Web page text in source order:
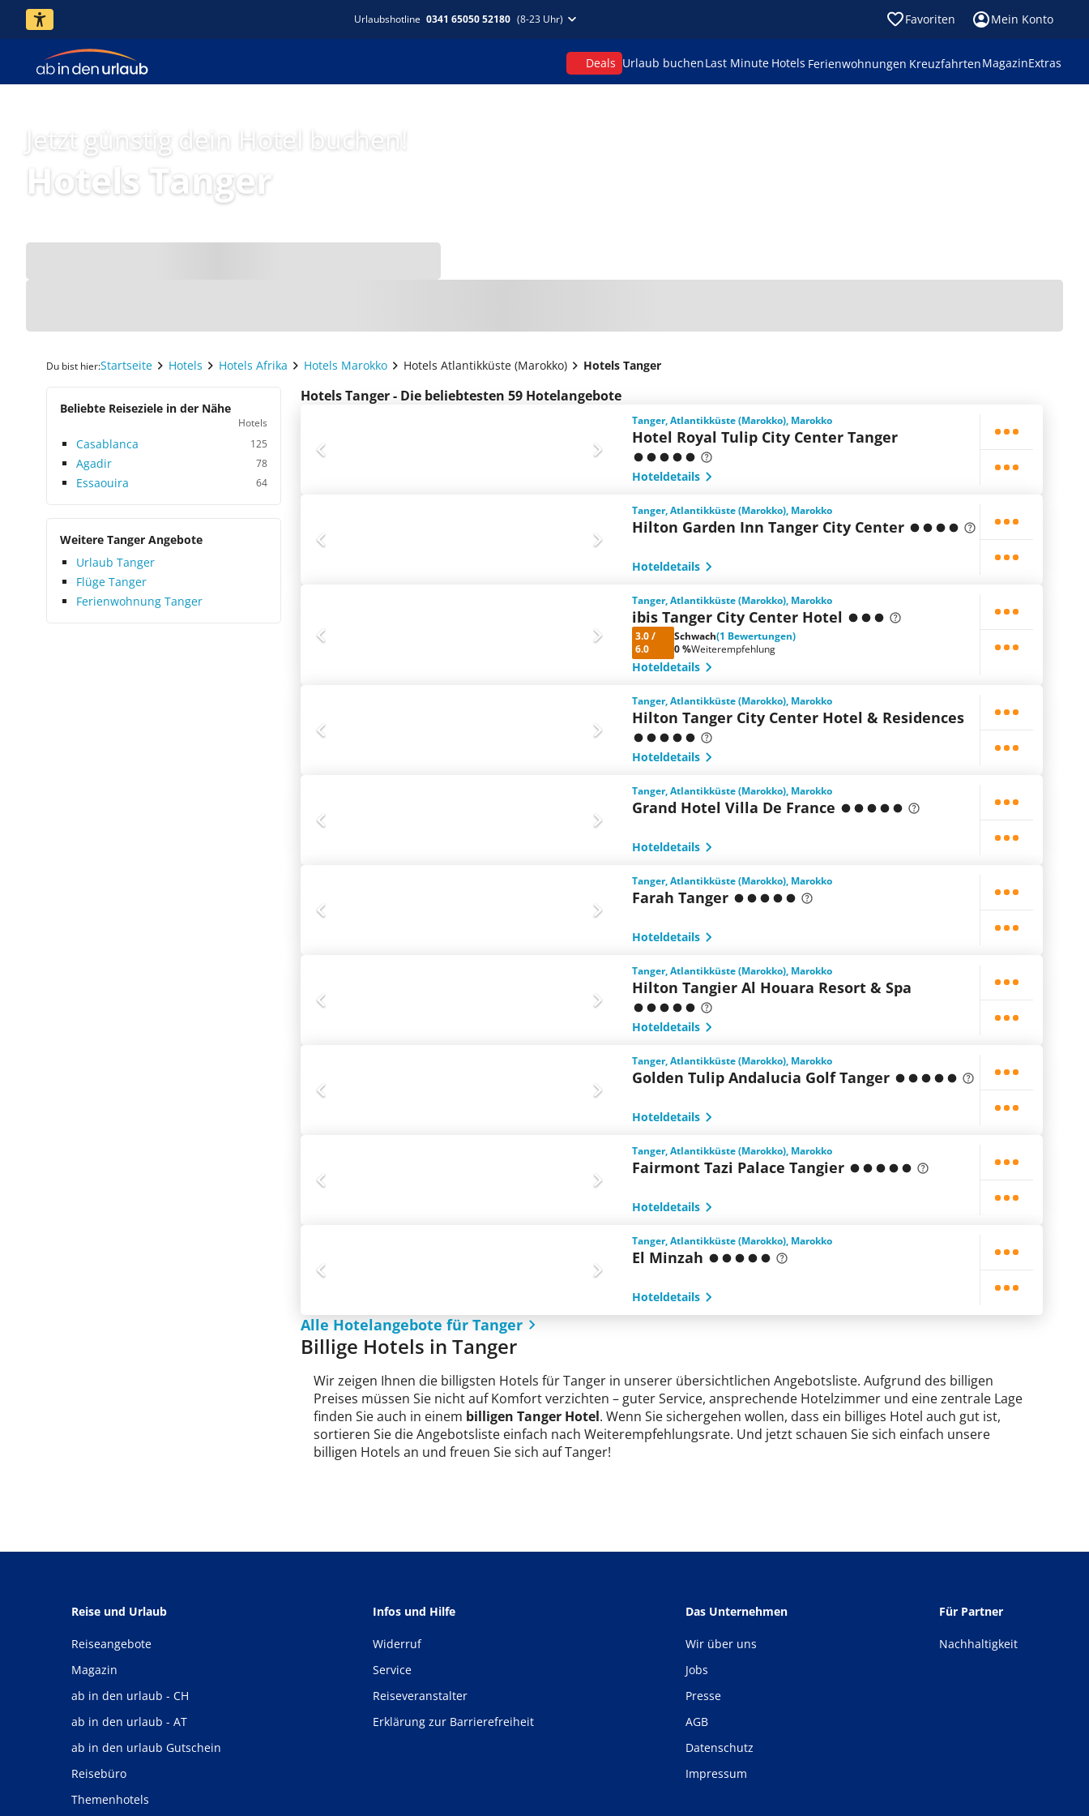
Urlaubshotline 0341 65050 52180 (8-23 Uhr) Favoriten Mein Konto
Deals Urlaub buchenLast Minute Hotels Ferienwohnungen KreuzfahrtenMagazinExtras
Jetzt günstig dein Hotel buchen!
Hotels Tanger
Du bist hier:Startseite Hotels Hotels Afrika Hotels Marokko Hotels Atlantikküste (Marokko) Hotels Tanger
Beliebte Reiseziele in der Nähe
Hotels
Casablanca 125
Agadir 78
Essaouira 64
Weitere Tanger Angebote
Urlaub Tanger
Flüge Tanger
Ferienwohnung Tanger
Hotels Tanger - Die beliebtesten 59 Hotelangebote
Tanger, Atlantikküste (Marokko), Marokko
Hotel Royal Tulip City Center Tanger
Hoteldetails
Tanger, Atlantikküste (Marokko), Marokko
Hilton Garden Inn Tanger City Center
Hoteldetails
Tanger, Atlantikküste (Marokko), Marokko
ibis Tanger City Center Hotel
3.0/
6.0
Schwach(1 Bewertungen)
0 %Weiterempfehlung
Hoteldetails
Tanger, Atlantikküste (Marokko), Marokko
Hilton Tanger City Center Hotel & Residences
Hoteldetails
Tanger, Atlantikküste (Marokko), Marokko
Grand Hotel Villa De France
Hoteldetails
Tanger, Atlantikküste (Marokko), Marokko
Farah Tanger
Hoteldetails
Tanger, Atlantikküste (Marokko), Marokko
Hilton Tangier Al Houara Resort & Spa
Hoteldetails
Tanger, Atlantikküste (Marokko), Marokko
Golden Tulip Andalucia Golf Tanger
Hoteldetails
Tanger, Atlantikküste (Marokko), Marokko
Fairmont Tazi Palace Tangier
Hoteldetails
Tanger, Atlantikküste (Marokko), Marokko
El Minzah
Hoteldetails
Alle Hotelangebote für Tanger
Billige Hotels in Tanger
Wir zeigen Ihnen die billigsten Hotels für Tanger in unserer übersichtlichen Angebotsliste. Aufgrund des billigen
Preises müssen Sie nicht auf Komfort verzichten – guter Service, ansprechende Hotelzimmer und eine zentrale Lage
finden Sie auch in einem billigen Tanger Hotel. Wenn Sie sichergehen wollen, dass ein billiges Hotel auch gut ist,
sortieren Sie die Angebotsliste einfach nach Weiterempfehlungsrate. Und jetzt schauen Sie sich einfach unsere
billigen Hotels an und freuen Sie sich auf Tanger!
Reise und Urlaub
Reiseangebote
Magazin
ab in den urlaub - CH
ab in den urlaub - AT
ab in den urlaub Gutschein
Reisebüro
Themenhotels
Infos und Hilfe
Widerruf
Service
Reiseveranstalter
Erklärung zur Barrierefreiheit
Das Unternehmen
Wir über uns
Jobs
Presse
AGB
Datenschutz
Impressum
Für Partner
Nachhaltigkeit